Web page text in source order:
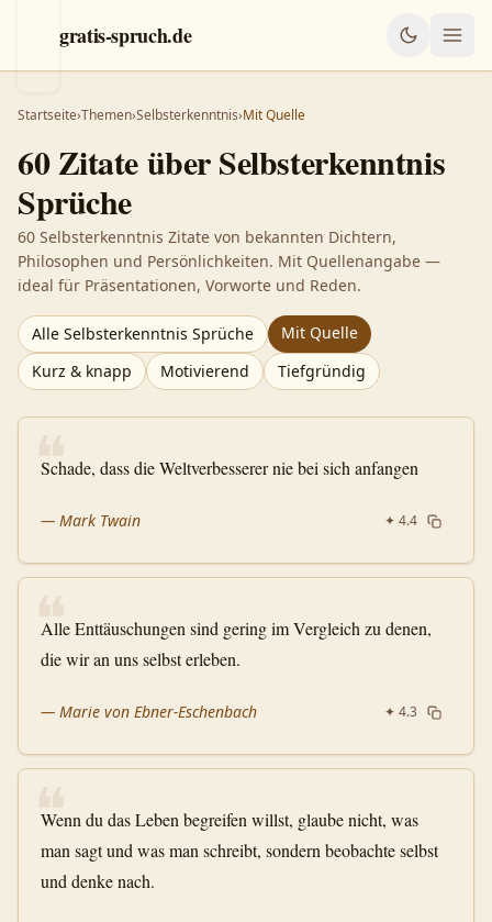
gratis-spruch.de
Startseite›Themen›Selbsterkenntnis›Mit Quelle
60 Zitate überSelbsterkenntnis
Sprüche
60 Selbsterkenntnis Zitate von bekannten Dichtern,
Philosophen und Persönlichkeiten. Mit Quellenangabe —
ideal für Präsentationen, Vorworte und Reden.
Alle Selbsterkenntnis Sprüche
Mit Quelle
Kurz & knapp
Motivierend Tiefgründig
❝
Schade, dass die Weltverbesserer nie bei sich anfangen
— Mark Twain ✦ 4.4
❝
Alle Enttäuschungen sind gering im Vergleich zu denen,
die wir an uns selbst erleben.
— Marie von Ebner-Eschenbach ✦ 4.3
❝
Wenn du das Leben begreifen willst, glaube nicht, was
man sagt und was man schreibt, sondern beobachte selbst
und denke nach.